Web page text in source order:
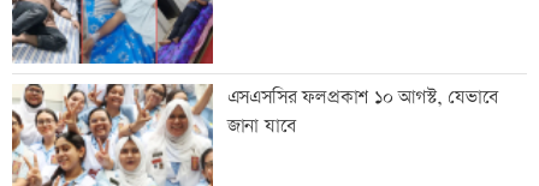
এসএসসির ফলপ্রকাশ ১০ আগস্ট, যেভাবে
জানা যাবে